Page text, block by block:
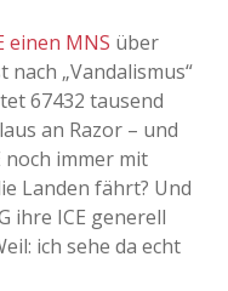
einen MNS über
„Vandalismus“
67432 tausend
an Razor – und
noch immer mit
Landen fährt? Und
ihre ICE generell
ich sehe da echt